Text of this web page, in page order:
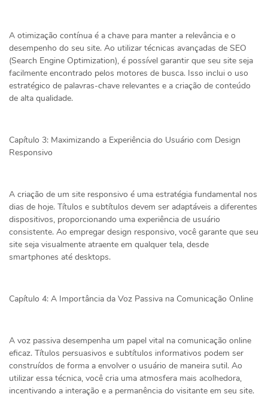
A otimização contínua é a chave para manter a relevância e o
desempenho do seu site. Ao utilizar técnicas avançadas de SEO
(Search Engine Optimization), é possível garantir que seu site seja
facilmente encontrado pelos motores de busca. Isso inclui o uso
estratégico de palavras-chave relevantes e a criação de conteúdo
de alta qualidade.
Capítulo 3: Maximizando a Experiência do Usuário com Design
Responsivo
A criação de um site responsivo é uma estratégia fundamental nos
dias de hoje. Títulos e subtítulos devem ser adaptáveis a diferentes
dispositivos, proporcionando uma experiência de usuário
consistente. Ao empregar design responsivo, você garante que seu
site seja visualmente atraente em qualquer tela, desde
smartphones até desktops.
Capítulo 4: A Importância da Voz Passiva na Comunicação Online
A voz passiva desempenha um papel vital na comunicação online
eficaz. Títulos persuasivos e subtítulos informativos podem ser
construídos de forma a envolver o usuário de maneira sutil. Ao
utilizar essa técnica, você cria uma atmosfera mais acolhedora,
incentivando a interação e a permanência do visitante em seu site.